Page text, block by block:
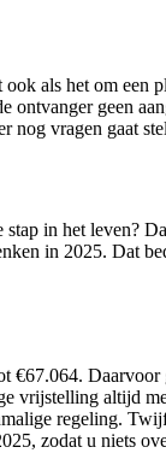
als het om een
geen
nog vragen gaat
in het leven?
in 2025. Dat
vrijstelling altijd
regeling.
zodat u niets